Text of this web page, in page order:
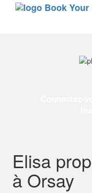
Elisa
à Orsay